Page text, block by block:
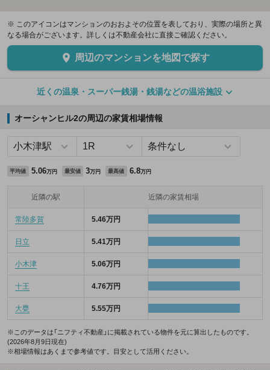
※ このアイコンはマンションのおおよその位置を表しており、実際の場所と異
なる場合がございます。詳しくは不動産会社に直接ご確認ください。
周辺のマンションを地図で探す
近くの温泉・スーパー銭湯・銭湯などの温浴施設
オーシャンヒル2の周辺の家賃相場情報
平均値 5.06万円 最安値 3万円 最高値 6.8万円
近隣の駅 近隣の家賃相場
常陸多賀 5.46万円
日立 5.41万円
小木津 5.06万円
十王 4.76万円
大甕 5.55万円
※このデータは「ニフティ不動産」に掲載されている物件を元に算出したものです。
(2026年8月9日現在)
※相場情報はあくまで参考値です。目安として活用ください。